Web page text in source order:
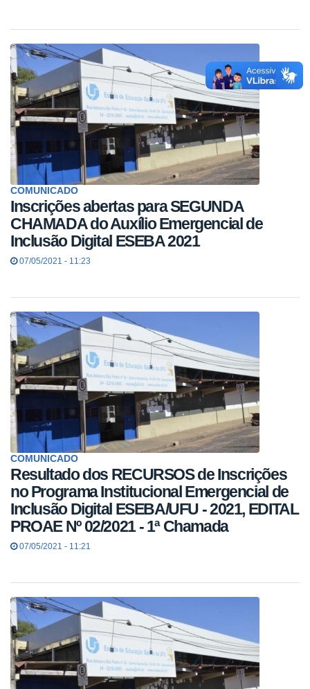
COMUNICADO
Inscrições abertas para SEGUNDA
CHAMADA do Auxílio Emergencial de
Inclusão Digital ESEBA 2021
07/05/2021 - 11:23
COMUNICADO
Resultado dos RECURSOS de Inscrições
no Programa Institucional Emergencial de
Inclusão Digital ESEBA/UFU - 2021, EDITAL
PROAE Nº 02/2021 - 1ª Chamada
07/05/2021 - 11:21